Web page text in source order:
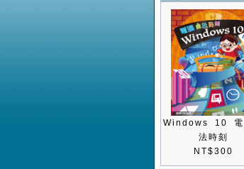
Windows 10 電
法時刻
NT$300